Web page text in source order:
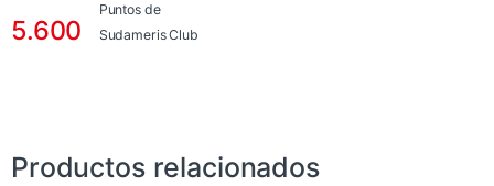
5.600
Puntos de
Sudameris Club
Productos relacionados